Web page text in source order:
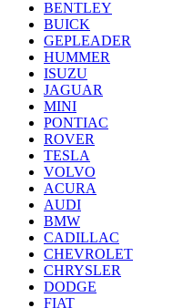
BENTLEY
BUICK
GEPLEADER
HUMMER
ISUZU
JAGUAR
MINI
PONTIAC
ROVER
TESLA
VOLVO
ACURA
AUDI
BMW
CADILLAC
CHEVROLET
CHRYSLER
DODGE
FIAT